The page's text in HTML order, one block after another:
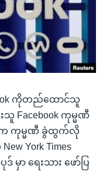
ကိုတည်ထောင်သူ
းသူ Facebook ကုမ္မဏီ
က ကုမ္မဏီ ခွဲထွက်လို
York Times
မှာ ရေးသား ဖော်ပြ